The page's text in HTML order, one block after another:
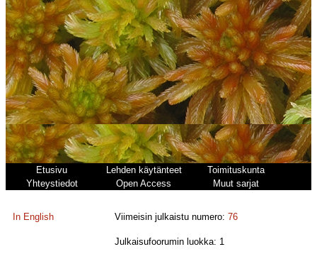
Etusivu Lehden käytänteet
Toimituskunta
Yhteystiedot
Open Access Muut sarjat
In English Viimeisin julkaistu numero:76
Julkaisufoorumin luokka: 1